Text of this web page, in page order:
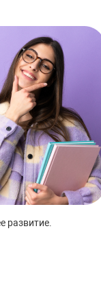
развитие.